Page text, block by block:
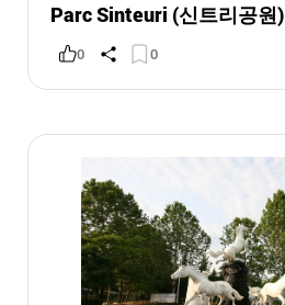
Parc Sinteuri (신트리공원)
0 0